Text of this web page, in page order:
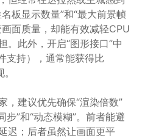
板显示数量”和“最大前景帧
面质量，却能有效减轻CPU
。此外，开启“图形接口”中
支持），通常能获得比
，建议优先确保“渲染倍数”
步”和“动态模糊”。前者能避
迟；后者虽然让画面更平